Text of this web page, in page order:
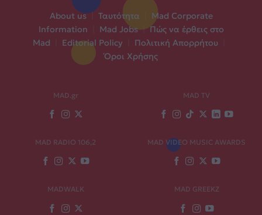
About us | Ταυτότητα
Mad Corporate
Information
Mad Jobs | Πώς να έρθεις στο
Mad
Editorial Policy Πολιτική Απορρήτου
Όροι Χρήσης
MAD.gr MAD TV
MAD RADIO 106,2 MAD VIDEO MUSIC AWARDS
MADWALK MAD GREEKZ